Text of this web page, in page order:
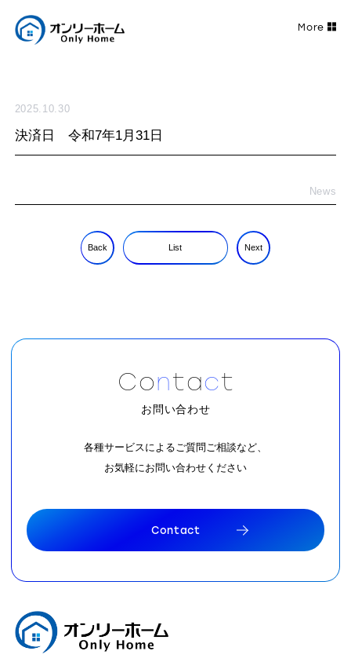
2025.10.30
決済日 令和7年1月31日
News
Back List Next
Contact
お問い合わせ
各種サービスによるご質問ご相談など、
お気軽にお問い合わせください
Contact